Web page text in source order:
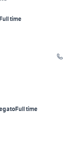
Full time
Full time